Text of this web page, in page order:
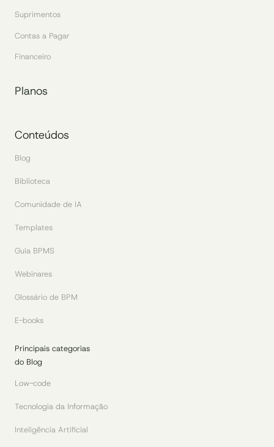
Suprimentos
Contas a Pagar
Financeiro
Planos
Conteúdos
Blog
Biblioteca
Comunidade de IA
Templates
Guia BPMS
Webinares
Glossário de BPM
E-books
Principais categorias
do Blog
Low-code
Tecnologia da Informação
Inteligência Artificial